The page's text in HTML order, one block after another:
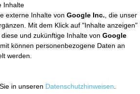
Inhalte
externe Inhalte von Google Inc. , die unser
Mit dem Klick auf "Inhalte anzeigen"
und zukünftige Inhalte von Google
können personenbezogene Daten an
werden.
in unseren Datenschutzhinweisen